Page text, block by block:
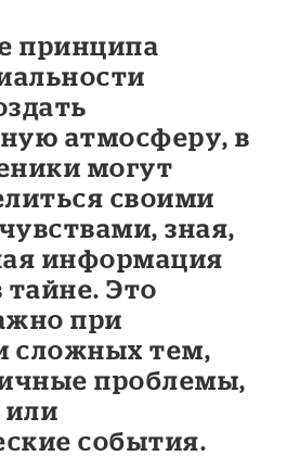
принципа
атмосферу, в
могут
своими
зная,
информация
тайне. Это
при
сложных тем,
проблемы,
события.